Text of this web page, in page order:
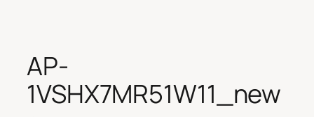
AP-
1VSHX7MR51W11_new